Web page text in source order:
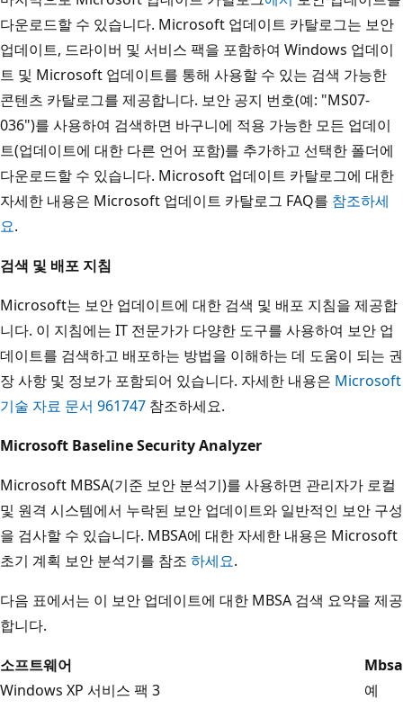
다운로드할 수 있습니다. Microsoft 업데이트 카탈로그는 보안
업데이트, 드라이버 및 서비스 팩을 포함하여 Windows 업데이
트 및 Microsoft 업데이트를 통해 사용할 수 있는 검색 가능한
콘텐츠 카탈로그를 제공합니다. 보안 공지 번호(예: "MS07-
036")를 사용하여 검색하면 바구니에 적용 가능한 모든 업데이
트(업데이트에 대한 다른 언어 포함)를 추가하고 선택한 폴더에
다운로드할 수 있습니다. Microsoft 업데이트 카탈로그에 대한
자세한 내용은 Microsoft 업데이트 카탈로그 FAQ를 참조하세
요.
검색 및 배포 지침
Microsoft는 보안 업데이트에 대한 검색 및 배포 지침을 제공합
니다. 이 지침에는 IT 전문가가 다양한 도구를 사용하여 보안 업
데이트를 검색하고 배포하는 방법을 이해하는 데 도움이 되는 권
장 사항 및 정보가 포함되어 있습니다. 자세한 내용은 Microsoft
기술 자료 문서 961747 참조하세요.
Microsoft Baseline Security Analyzer
Microsoft MBSA(기준 보안 분석기)를 사용하면 관리자가 로컬
및 원격 시스템에서 누락된 보안 업데이트와 일반적인 보안 구성
을 검사할 수 있습니다. MBSA에 대한 자세한 내용은 Microsoft
초기 계획 보안 분석기를 참조 하세요.
다음 표에서는 이 보안 업데이트에 대한 MBSA 검색 요약을 제공
합니다.
소프트웨어
Mbsa
Windows XP 서비스 팩 3
예